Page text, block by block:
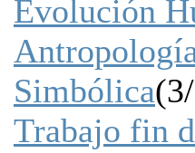
Evolución
Simbólica
Trabajo fin